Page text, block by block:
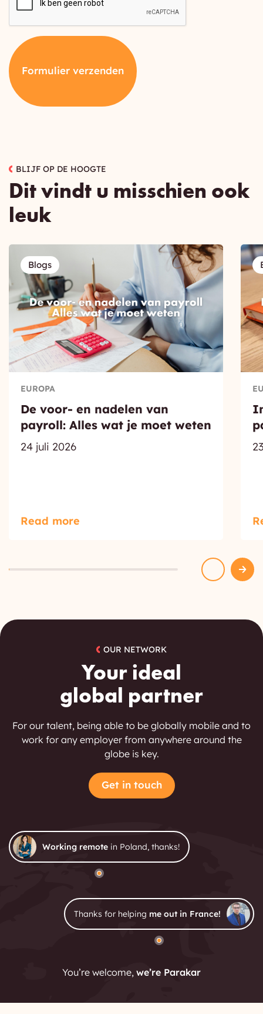
Formulier verzenden
BLIJF OP DE HOOGTE
Dit vindt u misschien ook
leuk
Blogs
EUROPA
De voor- en nadelen van
payroll: Alles wat je moet weten
24 juli 2026
Read more
OUR NETWORK
Your ideal
global partner
For our talent, being able to be globally mobile and to
work for any employer from anywhere around the
globe is key.
Get in touch
Working remote in Poland, thanks!
Thanks for helping me out in France!
You’re welcome, we’re Parakar